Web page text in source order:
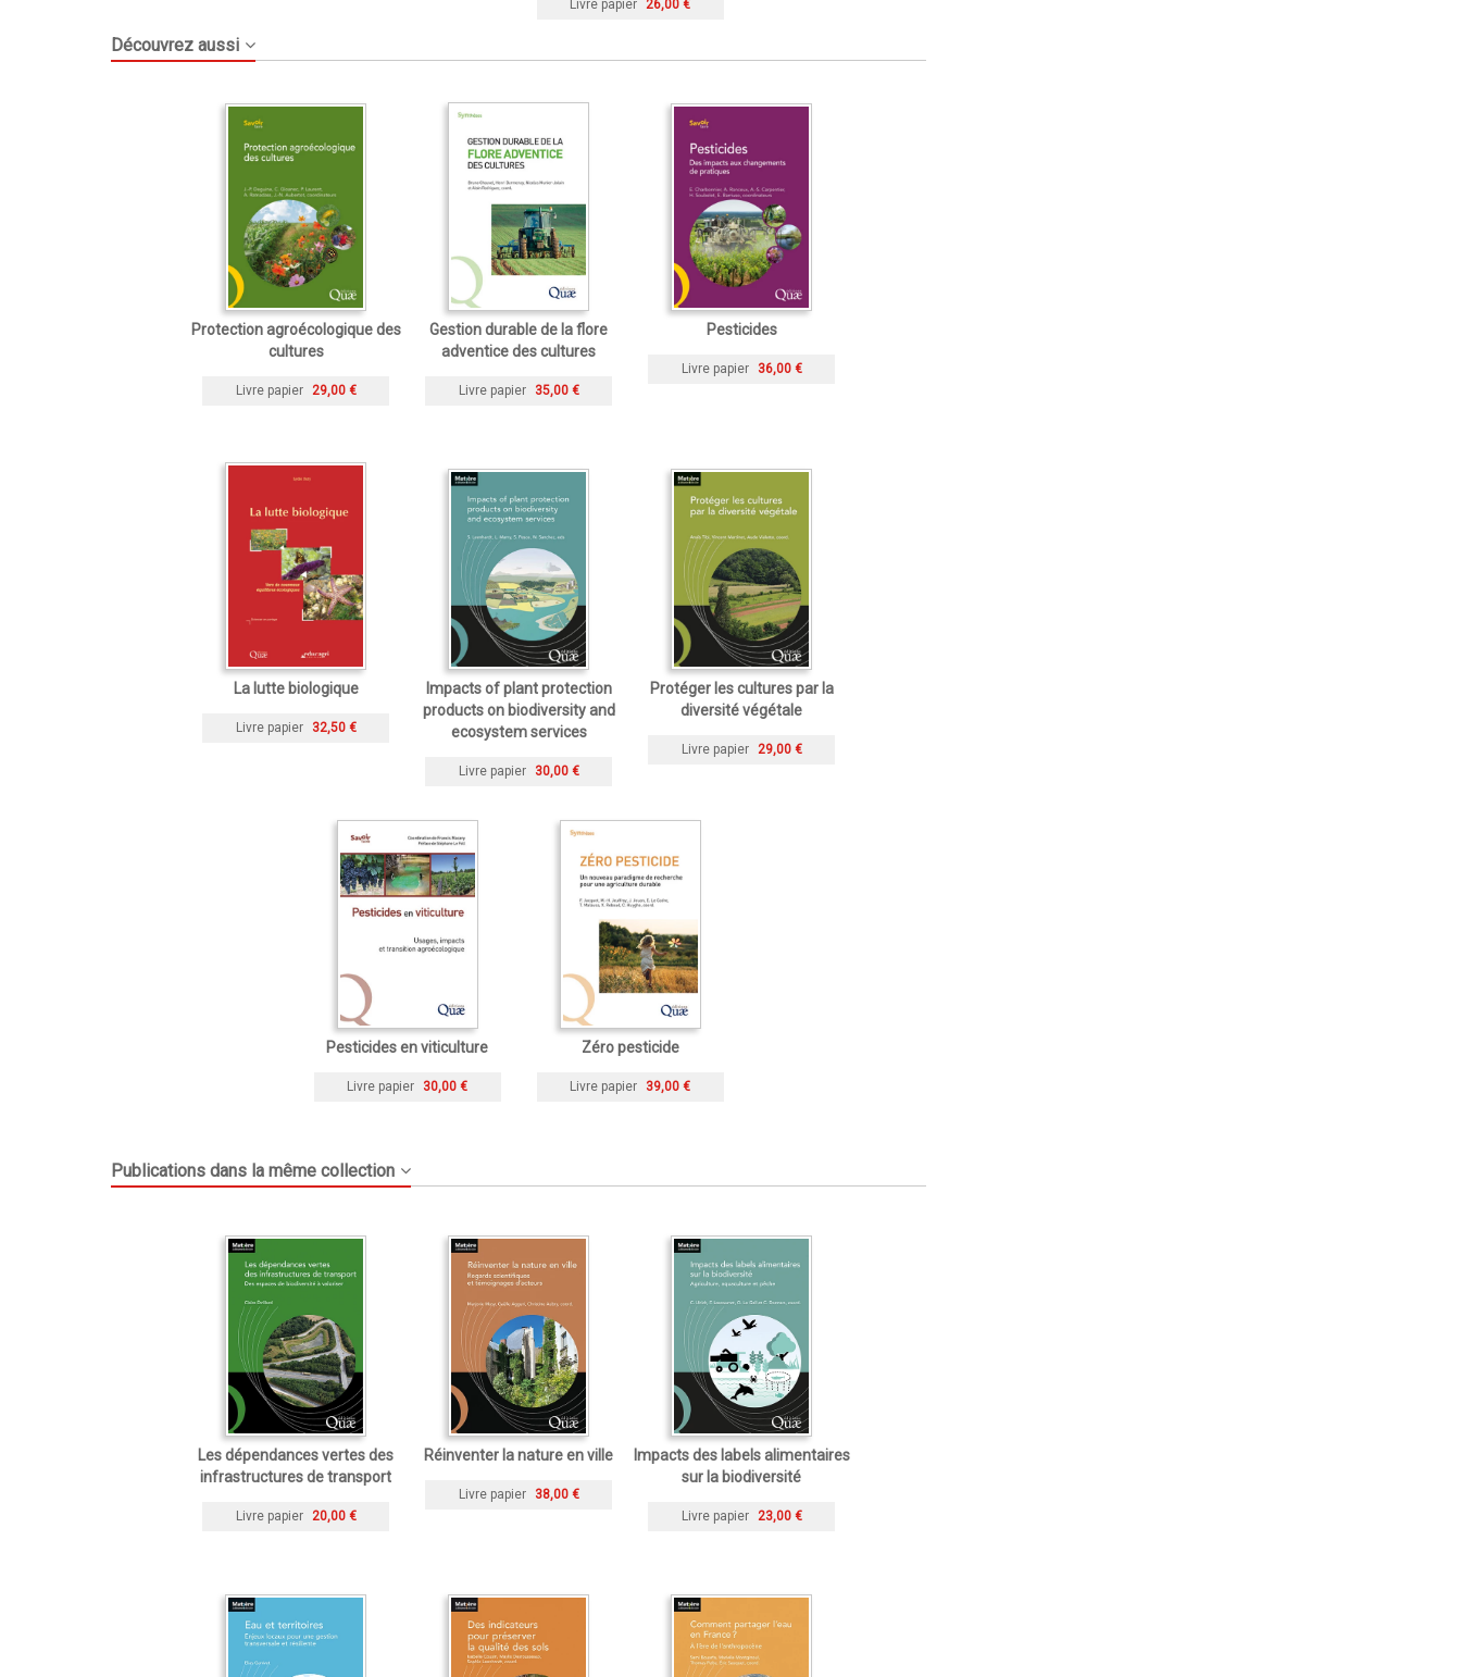
Livre papier 26,00 €
Découvrez aussi
Protection agroécologique des
cultures
Livre papier 29,00 €
Gestion durable de la flore
adventice des cultures
Livre papier 35,00 €
Pesticides
Livre papier 36,00 €
La lutte biologique
Livre papier 32,50 €
Impacts of plant protection
products on biodiversity and
ecosystem services
Livre papier 30,00 €
Protéger les cultures par la
diversité végétale
Livre papier 29,00 €
Pesticides en viticulture
Livre papier 30,00 €
Zéro pesticide
Livre papier 39,00 €
Publications dans la même collection
Les dépendances vertes des
infrastructures de transport
Livre papier 20,00 €
Réinventer la nature en ville
Livre papier 38,00 €
Impacts des labels alimentaires
sur la biodiversité
Livre papier 23,00 €